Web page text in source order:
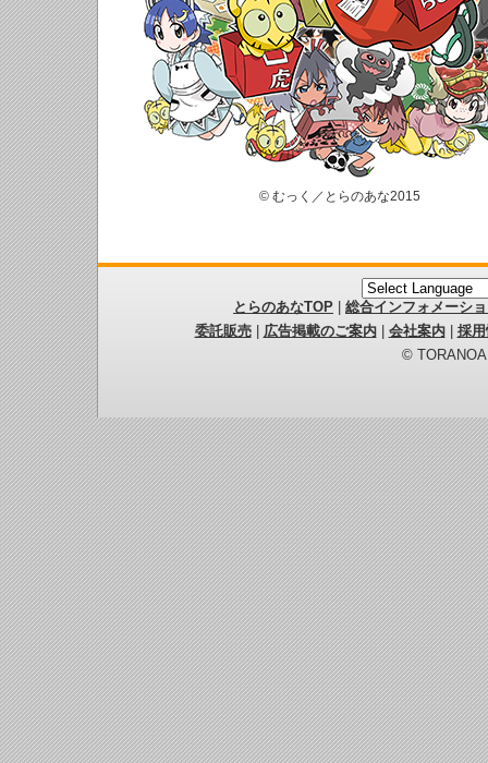
© むっく／とらのあな2015
とらのあなTOP
総合インフォメーシ
委託販売| 広告掲載のご案内| 会社案内| 採
©